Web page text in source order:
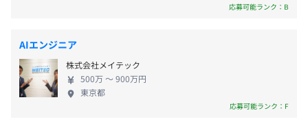
技術論文発表の成果報告会兼勉強会など、切磋琢磨し合え
おります。
【その他、資格取得補助について】
・PhDやMBAなどの全額補助
山手線／京浜東北線・根岸線／東京モノレール「浜松町
19:00)
専門業務型裁量労働制（1日9時間）
休憩時間：60分※昼食時間は業務の都合により各々の自
主性に任せています
のうち、学位取得率は博士17%、修士57%となって
チマークで世界一の技術者といったコンピュータサ
イエンスに精通するエンジニアの他にも、天文学や
流体力学など、様々な学問領域を専攻しているバッ
クグラウンドの異なるエンジニアが切磋琢磨するユ
ニークな組織です。 ■AI/IoT社会を支える技術を仕
応募可能ランク：B
AIエンジニア
株式会社メイテック
500万 〜 900万円
東京都
応募可能ランク：F